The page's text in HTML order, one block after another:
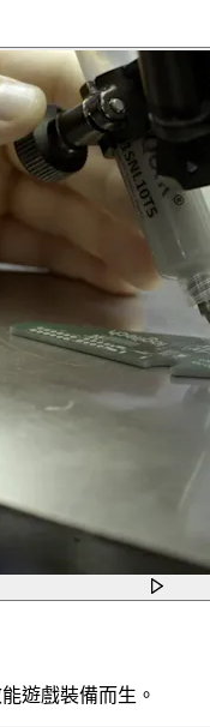
遊戲裝備而生。